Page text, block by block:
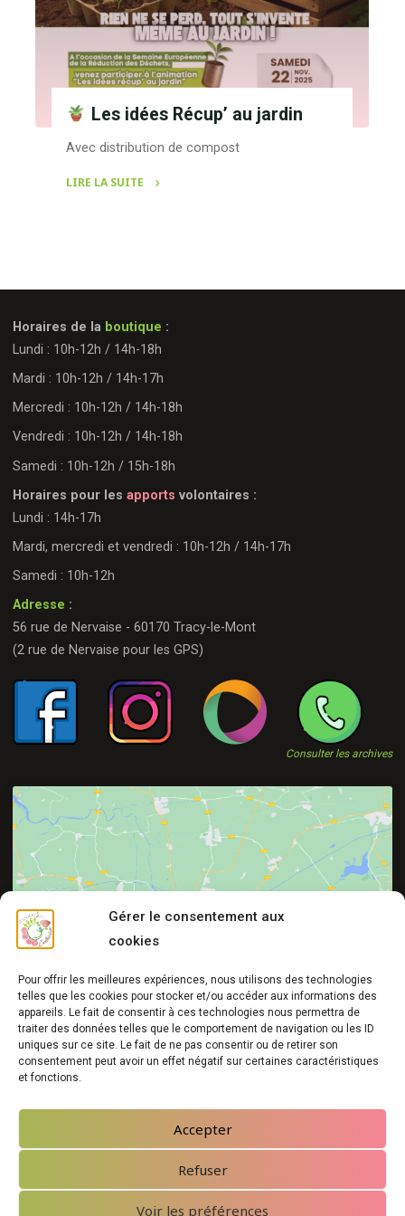
Gérer le consentement aux
cookies
Pour offrir les meilleures expériences, nous utilisons des technologies
telles que les cookies pour stocker et/ou accéder aux informations des
appareils. Le fait de consentir à ces technologies nous permettra de
traiter des données telles que le comportement de navigation ou les ID
uniques sur ce site. Le fait de ne pas consentir ou de retirer son
consentement peut avoir un effet négatif sur certaines caractéristiques
et fonctions.
Accepter
Refuser
Voir les préférences
Les idées Récup’ au jardin
Avec distribution de compost
LIRE LA SUITE
Récup’
jardin"
Horaires de la boutique :
Lundi : 10h-12h / 14h-18h
Mardi : 10h-12h / 14h-17h
Mercredi : 10h-12h / 14h-18h
Vendredi : 10h-12h / 14h-18h
Samedi : 10h-12h / 15h-18h
Horaires pour lesapports volontaires :
Lundi : 14h-17h
Mardi, mercredi et vendredi : 10h-12h / 14h-17h
Samedi : 10h-12h
Adresse :
56 rue de Nervaise - 60170 Tracy-le-Mont
(2 rue de Nervaise pour les GPS)
Consulter les archives
Cliquez pour accepter les cookies
marketing et activer ce contenu
Ressourcerie L'Anthurium
Crédits|Nos partenaires